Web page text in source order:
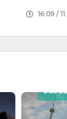
16:09 /